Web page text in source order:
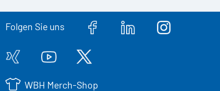
Folgen Sie uns
WBH Merch-Shop